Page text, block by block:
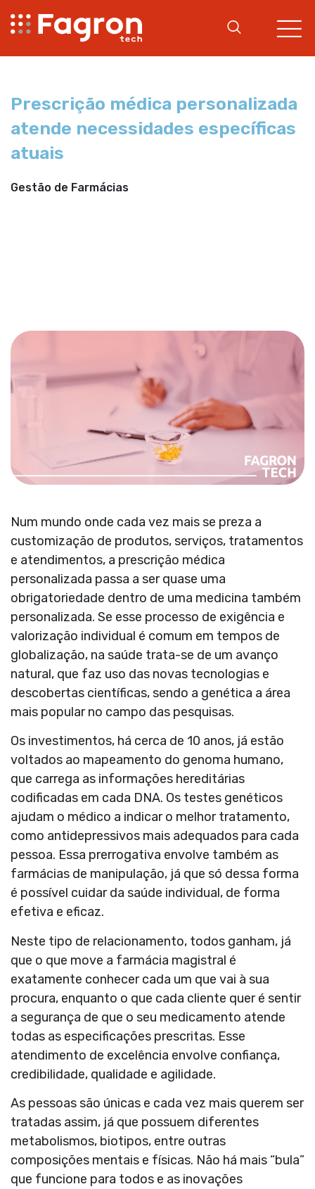
Prescrição médica personalizada
atende necessidades específicas
atuais
Gestão de Farmácias
Num mundo onde cada vez mais se preza a
customização de produtos, serviços, tratamentos
e atendimentos, a prescrição médica
personalizada passa a ser quase uma
obrigatoriedade dentro de uma medicina também
personalizada. Se esse processo de exigência e
valorização individual é comum em tempos de
globalização, na saúde trata-se de um avanço
natural, que faz uso das novas tecnologias e
descobertas científicas, sendo a genética a área
mais popular no campo das pesquisas.
Os investimentos, há cerca de 10 anos, já estão
voltados ao mapeamento do genoma humano,
que carrega as informações hereditárias
codificadas em cada DNA. Os testes genéticos
ajudam o médico a indicar o melhor tratamento,
como antidepressivos mais adequados para cada
pessoa. Essa prerrogativa envolve também as
farmácias de manipulação, já que só dessa forma
é possível cuidar da saúde individual, de forma
efetiva e eficaz.
Neste tipo de relacionamento, todos ganham, já
que o que move a farmácia magistral é
exatamente conhecer cada um que vai à sua
procura, enquanto o que cada cliente quer é sentir
a segurança de que o seu medicamento atende
todas as especificações prescritas. Esse
atendimento de excelência envolve confiança,
credibilidade, qualidade e agilidade.
As pessoas são únicas e cada vez mais querem ser
tratadas assim, já que possuem diferentes
metabolismos, biotipos, entre outras
composições mentais e físicas. Não há mais “bula”
que funcione para todos e as inovações